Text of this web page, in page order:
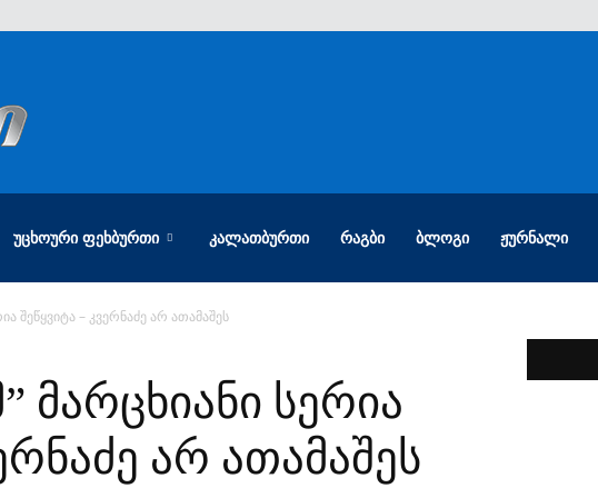
ᲣᲪᲮᲝᲣᲠᲘ ᲤᲔᲮᲑᲣᲠᲗᲘ ᲙᲐᲚᲐᲗᲑᲣᲠᲗᲘ ᲠᲐᲒᲑᲘ ᲑᲚᲝᲒᲘ ᲟᲣᲠᲜᲐᲚᲘ
შეწყვიტა – კვერნაძე არ ათამაშეს
მარცხიანი სერია
არ ათამაშეს